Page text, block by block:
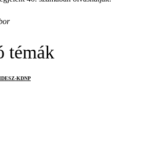
témák
KDNP